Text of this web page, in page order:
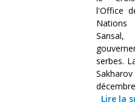
l'Office
Nations
serbes.
Lire la